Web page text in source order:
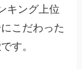
キング上位
こだわった
す。